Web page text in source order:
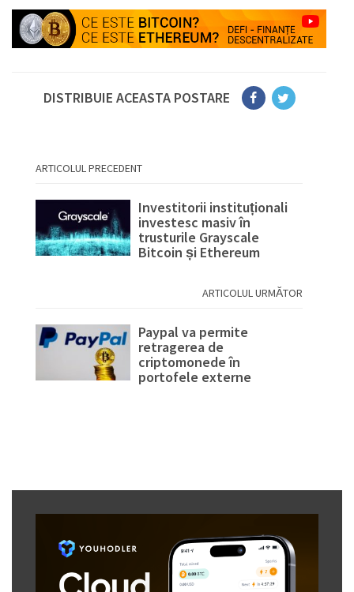
DISTRIBUIE ACEASTA POSTARE
ARTICOLUL PRECEDENT
Investitorii instituționali
investesc masiv în
trusturile Grayscale
Bitcoin și Ethereum
ARTICOLUL URMĂTOR
Paypal va permite
retragerea de
criptomonede în
portofele externe